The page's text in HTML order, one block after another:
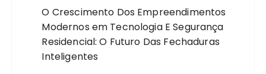
O Crescimento Dos Empreendimentos
Modernos em Tecnologia E Segurança
Residencial: O Futuro Das Fechaduras
Inteligentes